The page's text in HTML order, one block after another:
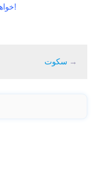
خواهد بود و اگر بله، که واویلاست!
سکوت →